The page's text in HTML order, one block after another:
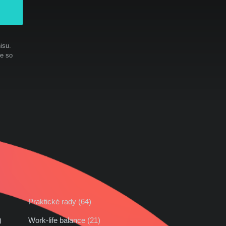
so
Praktické rady (64)
Work-life balance (21)